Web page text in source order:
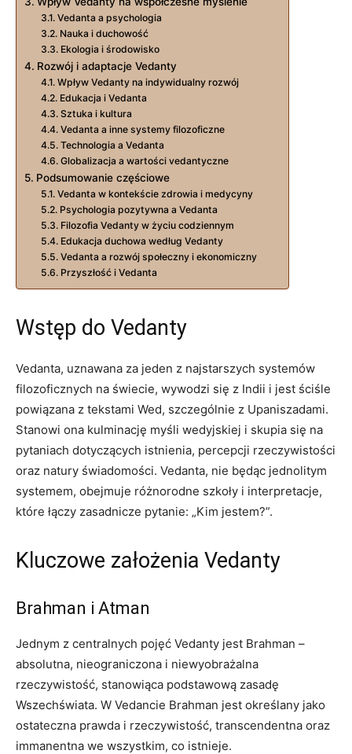
Vedanta a psychologia
Nauka i duchowość
Ekologia i środowisko
Rozwój i adaptacje Vedanty
Wpływ Vedanty na indywidualny rozwój
Edukacja i Vedanta
Sztuka i kultura
Vedanta a inne systemy filozoficzne
Technologia a Vedanta
Globalizacja a wartości vedantyczne
Podsumowanie częściowe
Vedanta w kontekście zdrowia i medycyny
Psychologia pozytywna a Vedanta
Filozofia Vedanty w życiu codziennym
Edukacja duchowa według Vedanty
Vedanta a rozwój społeczny i ekonomiczny
Przyszłość i Vedanta
Wstęp do Vedanty
Vedanta, uznawana za jeden z najstarszych systemów
filozoficznych na świecie, wywodzi się z Indii i jest ściśle
powiązana z tekstami Wed, szczególnie z Upaniszadami.
Stanowi ona kulminację myśli wedyjskiej i skupia się na
pytaniach dotyczących istnienia, percepcji rzeczywistości
oraz natury świadomości. Vedanta, nie będąc jednolitym
systemem, obejmuje różnorodne szkoły i interpretacje,
które łączy zasadnicze pytanie: „Kim jestem?”.
Kluczowe założenia Vedanty
Brahman i Atman
Jednym z centralnych pojęć Vedanty jest Brahman –
absolutna, nieograniczona i niewyobrażalna
rzeczywistość, stanowiąca podstawową zasadę
Wszechświata. W Vedancie Brahman jest określany jako
ostateczna prawda i rzeczywistość, transcendentna oraz
immanentna we wszystkim, co istnieje.